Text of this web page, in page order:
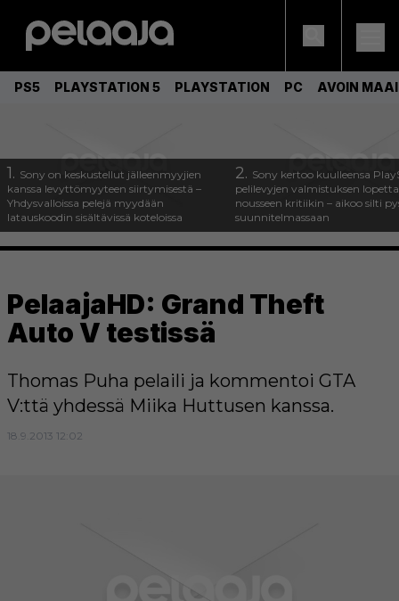
PS5 PLAYSTATION 5 PLAYSTATION PC AVOIN
1. Sony on keskustellut jälleenmyyjien
kanssa levyttömyyteen siirtymisestä –
Yhdysvalloissa pelejä myydään
latauskoodin sisältävissä koteloissa
2. Sony kertoo kuulleensa
pelilevyjen valmistuksen
nousseen kritiikin – aikoo silti
suunnitelmassaan
PelaajaHD: Grand Theft
Auto V testissä
Thomas Puha pelaili ja kommentoi GTA
V:ttä yhdessä Miika Huttusen kanssa.
18.9.2013 12:02